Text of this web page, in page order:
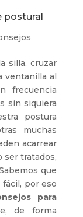
postural
silla, cruzar
ventanilla al
frecuencia
sin siquiera
postura
muchas
acarrear
ser tratados,
que
por eso
para
de forma